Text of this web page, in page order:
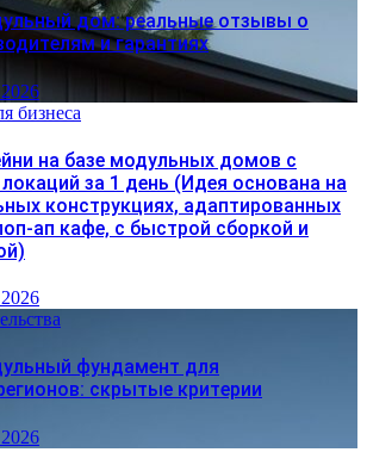
дом: реальные отзывы о
и гарантиях
бизнеса
на базе модульных домов с
за 1 день (Идея основана на
конструкциях, адаптированных
ап кафе, с быстрой сборкой и
фундамент для
скрытые критерии